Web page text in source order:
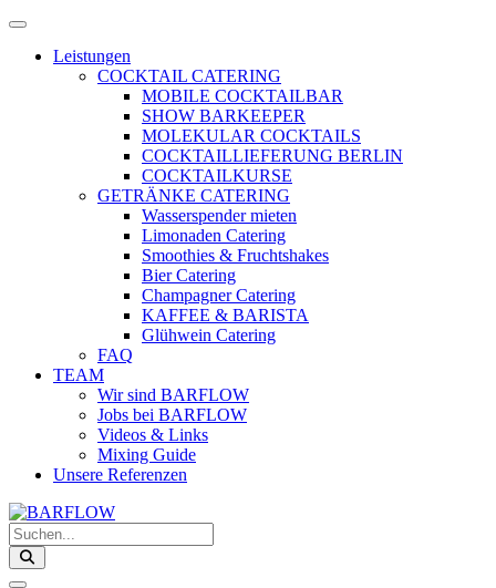
Zum
springen
Menü
öffnenLeistungen
COCKTAIL CATERING
MOBILE COCKTAILBAR
SHOW BARKEEPER
MOLEKULAR COCKTAILS
COCKTAILLIEFERUNG BERLIN
COCKTAILKURSE
GETRÄNKE CATERING
Wasserspender mieten
Limonaden Catering
Smoothies & Fruchtshakes
Bier Catering
Champagner Catering
KAFFEE & BARISTA
Glühwein Catering
FAQ
TEAM
Wir sind BARFLOW
Jobs bei BARFLOW
Videos & Links
Mixing Guide
Unsere Referenzen
Suchen...